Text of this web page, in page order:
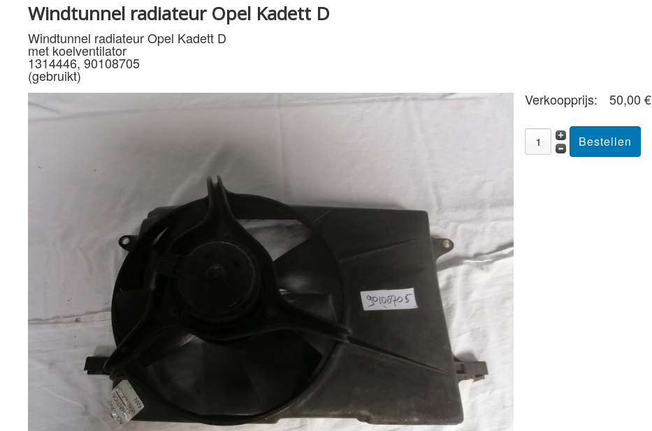
Windtunnel radiateur Opel Kadett D
Windtunnel radiateur Opel Kadett D
met koelventilator
1314446, 90108705
(gebruikt)
Verkoopprijs:
50,00 €